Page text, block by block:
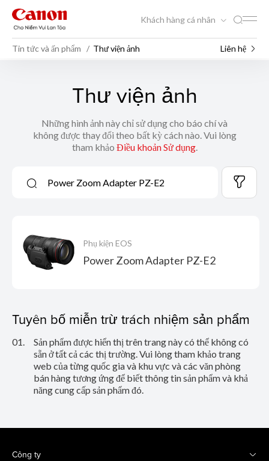
Khách hàng cá nhân
Tin tức và ấn phẩm Thư viện ảnh Liên hệ
Thư viện ảnh
Những hình ảnh này chỉ sử dụng cho báo chí và
không được thay đổi theo bất kỳ cách nào. Vui lòng
tham khảo Điều khoản Sử dụng.
Phụ kiện EOS
Power Zoom Adapter PZ-E2
Tuyên bố miễn trừ trách nhiệm sản phẩm
01.
Sản phẩm được hiển thị trên trang này có thể không có
sẵn ở tất cả các thị trường. Vui lòng tham khảo trang
web của từng quốc gia và khu vực và các văn phòng
bán hàng tương ứng để biết thông tin sản phẩm và khả
năng cung cấp sản phẩm đó.
Công ty